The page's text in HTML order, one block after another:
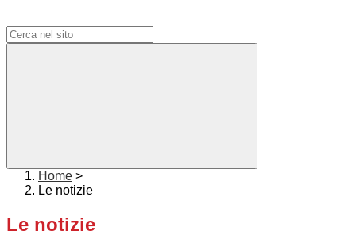
Home >
Le notizie
Le notizie